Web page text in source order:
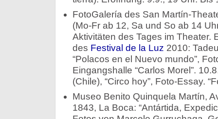
FotoGalería des San Martí­n-
(Mo-Fr ab 12, Sa und So ab 14
Aktivitäten des Tages im Theater.
des Festival de la Luz 2010:
“Polacos en el Nuevo mundo”,
Eingangshalle “Carlos Morel”.
(Chile), “Circo hoy”, Foto-Essay.
Museo Benito Quinquela Martín,
1843, La Boca: “Antártida,